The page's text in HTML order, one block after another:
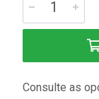
Consulte as